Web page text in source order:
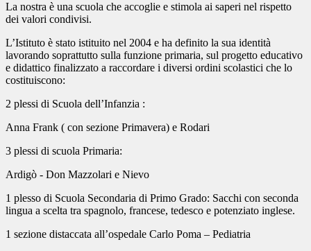
La nostra è una scuola che accoglie e stimola ai saperi nel rispetto
dei valori condivisi.
L’Istituto è stato istituito nel 2004 e ha definito la sua identità
lavorando soprattutto sulla funzione primaria, sul progetto educativo
e didattico finalizzato a raccordare i diversi ordini scolastici che lo
costituiscono:
2 plessi di Scuola dell’Infanzia :
Anna Frank ( con sezione Primavera) e Rodari
3 plessi di scuola Primaria:
Ardigò - Don Mazzolari e Nievo
1 plesso di Scuola Secondaria di Primo Grado: Sacchi con seconda
lingua a scelta tra spagnolo, francese, tedesco e potenziato inglese.
1 sezione distaccata all’ospedale Carlo Poma – Pediatria